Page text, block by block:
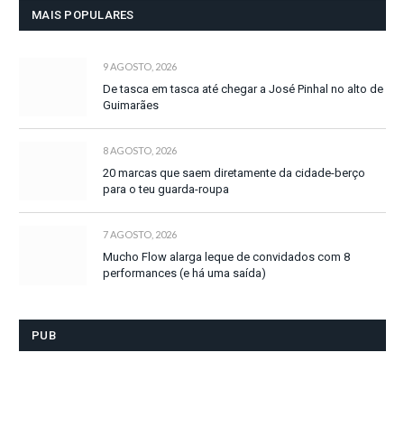
MAIS POPULARES
9 AGOSTO, 2026
De tasca em tasca até chegar a José Pinhal no alto de
Guimarães
8 AGOSTO, 2026
20 marcas que saem diretamente da cidade-berço
para o teu guarda-roupa
7 AGOSTO, 2026
Mucho Flow alarga leque de convidados com 8
performances (e há uma saída)
PUB